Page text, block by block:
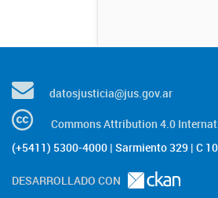
datosjusticia@jus.gov.ar
Commons Attribution 4.0
(+5411) 5300-4000 | Sarmiento 329 | C
DESARROLLADO CON